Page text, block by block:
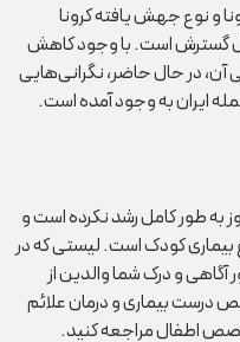
و نوع جهش یافته کرونا
گسترش است. با وجود کاهش
آن، در حال حاضر، نگرانی‌هایی
ایران به وجود آمده است.
به طور کامل رشد نکرده است و
بیماری کودک است. لیستی که در
آگاهی و درک شما والدین از
درست بیماری و درمان علائم
اطفال مراجعه کنید.